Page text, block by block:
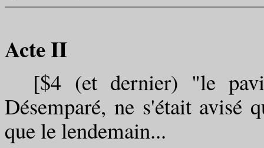
Acte II
[$4 (et dernier) "le
Désemparé, ne s'était
que le lendemain...